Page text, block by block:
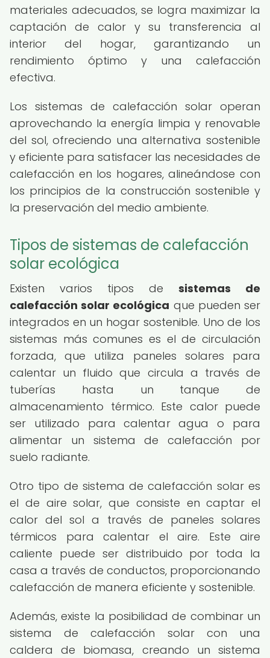
materiales adecuados, se logra maximizar la
captación de calor y su transferencia al
interior del hogar, garantizando un
rendimiento óptimo y una calefacción
efectiva.
Los sistemas de calefacción solar operan
aprovechando la energía limpia y renovable
del sol, ofreciendo una alternativa sostenible
y eficiente para satisfacer las necesidades de
calefacción en los hogares, alineándose con
los principios de la construcción sostenible y
la preservación del medio ambiente.
Tipos de sistemas de calefacción
solar ecológica
Existen varios tipos de sistemas de
calefacción solar ecológica que pueden ser
integrados en un hogar sostenible. Uno de los
sistemas más comunes es el de circulación
forzada, que utiliza paneles solares para
calentar un fluido que circula a través de
tuberías hasta un tanque de
almacenamiento térmico. Este calor puede
ser utilizado para calentar agua o para
alimentar un sistema de calefacción por
suelo radiante.
Otro tipo de sistema de calefacción solar es
el de aire solar, que consiste en captar el
calor del sol a través de paneles solares
térmicos para calentar el aire. Este aire
caliente puede ser distribuido por toda la
casa a través de conductos, proporcionando
calefacción de manera eficiente y sostenible.
Además, existe la posibilidad de combinar un
sistema de calefacción solar con una
caldera de biomasa, creando un sistema